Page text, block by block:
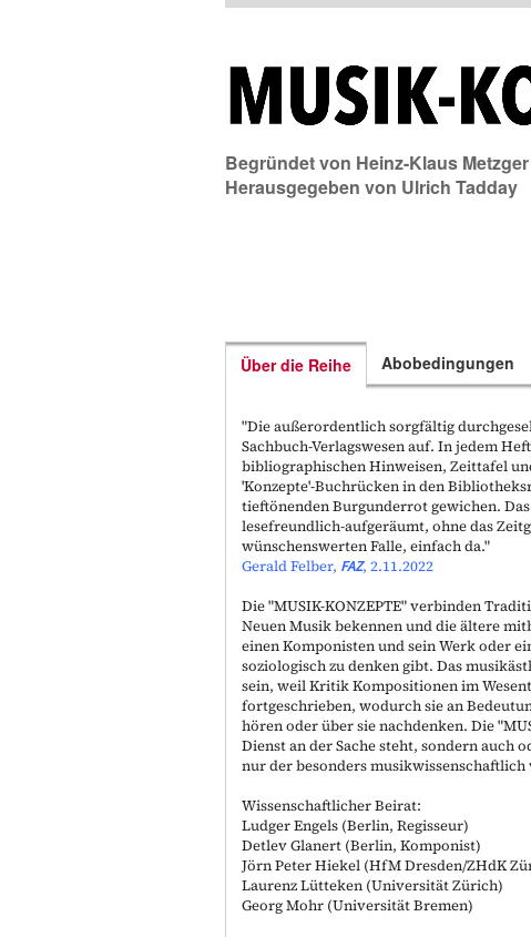
Begründet von Heinz-Klaus Metzger
Herausgegeben von Ulrich Tadday
Über die Reihe
"Die außerordentlich sorgfältig
Sachbuch-Verlagswesen auf. In jedem
bibliographischen Hinweisen, Zeittafel
'Konzepte'-Buchrücken in den
tieftönenden Burgunderrot gewichen.
lesefreundlich-aufgeräumt, ohne das
wünschenswerten Falle, einfach da."
Gerald Felber, FAZ, 2.11.2022
Die "MUSIK-KONZEPTE" verbinden
Neuen Musik bekennen und die ältere
einen Komponisten und sein Werk oder
soziologisch zu denken gibt. Das
sein, weil Kritik Kompositionen im
fortgeschrieben, wodurch sie an
hören oder über sie nachdenken. Die "
Dienst an der Sache steht, sondern auch
nur der besonders
Wissenschaftlicher Beirat:
Ludger Engels (Berlin, Regisseur)
Detlev Glanert (Berlin, Komponist)
Jörn Peter Hiekel (HfM Dresden/ZHdK
Laurenz Lütteken (Universität Zürich)
Georg Mohr (Universität Bremen)
Abobedingungen